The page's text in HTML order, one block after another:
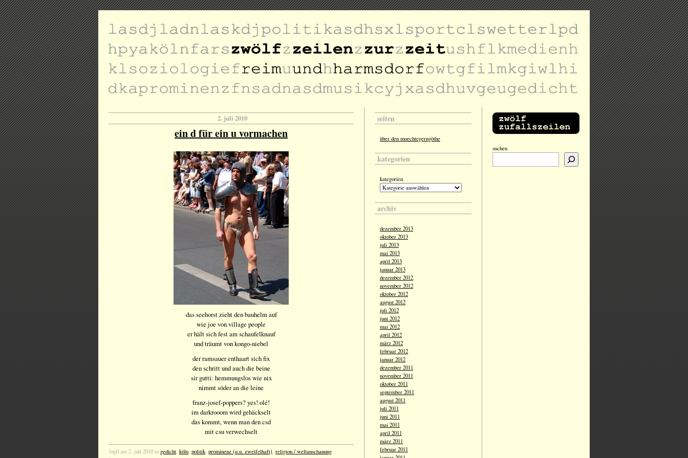
2. juli 2010
ein d für ein u vormachen
das seehorst zieht den bauhelm auf
wie joe von village people
er hält sich fest am schaufelknauf
und träumt von kongo-niebel
der ramsauer enthaart sich fix
den schritt und auch die beine
sir gutti: hemmungslos wie nix
nimmt söder an die leine
franz-josef-poppers? yes! olé!
im darkrooom wird gehäckselt
das kommt, wenn man den csd
mit csu verwechselt
1ng0 am 2. juli 2010 in gedicht, köln, politik, prominenz (u.u. zweifelhaft), religion / weltanschauung
seiten
über den moechtegerngöthe
kategorien
kategorien
archiv
dezember 2013
oktober 2013
juli 2013
mai 2013
april 2013
januar 2013
dezember 2012
november 2012
oktober 2012
august 2012
juli 2012
juni 2012
mai 2012
april 2012
märz 2012
februar 2012
januar 2012
dezember 2011
november 2011
oktober 2011
september 2011
august 2011
juli 2011
juni 2011
mai 2011
april 2011
märz 2011
februar 2011
suchen